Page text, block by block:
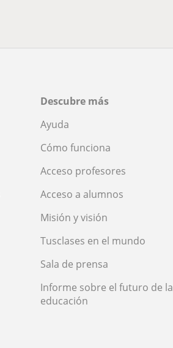
Descubre más
Ayuda
Cómo funciona
Acceso profesores
Acceso a alumnos
Misión y visión
Tusclases en el mundo
Sala de prensa
Informe sobre el futuro de la
educación